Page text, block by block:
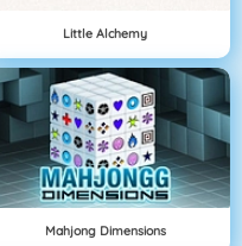
Little Alchemy
Mahjong Dimensions